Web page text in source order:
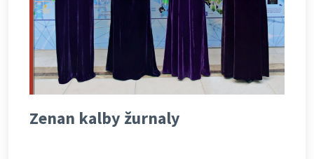
Zenan kalby žurnaly